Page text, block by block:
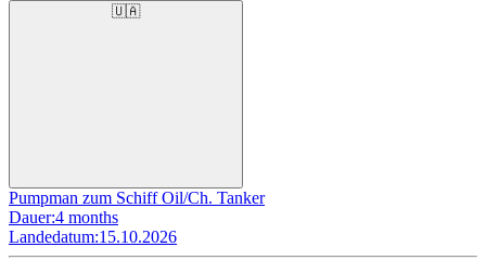
🇺🇦
Pumpman zum Schiff Oil/Ch. Tanker
Dauer:4 months
Landedatum:15.10.2026